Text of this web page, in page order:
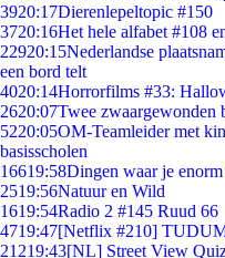
3920:17Dierenlepeltopic #150
3720:16Het hele alfabet #108
22920:15Nederlandse
een bord telt
4020:14Horrorfilms #33:
2620:07Twee zwaargewonden
5220:05OM-Teamleider met
basisscholen
16619:58Dingen waar je
2519:56Natuur en Wild
1619:54Radio 2 #145 Ruud 66
4719:47[Netflix #210]
21219:43[NL] Street View